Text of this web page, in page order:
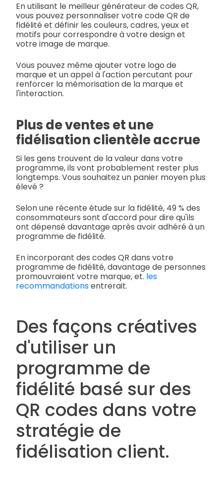
En utilisant le meilleur générateur de codes QR,
vous pouvez personnaliser votre code QR de
fidélité et définir les couleurs, cadres, yeux et
motifs pour correspondre à votre design et
votre image de marque.
Vous pouvez même ajouter votre logo de
marque et un appel à l'action percutant pour
renforcer la mémorisation de la marque et
l'interaction.
Plus de ventes et une
fidélisation clientèle accrue
Si les gens trouvent de la valeur dans votre
programme, ils vont probablement rester plus
longtemps. Vous souhaitez un panier moyen plus
élevé ?
Selon une récente étude sur la fidélité, 49 % des
consommateurs sont d'accord pour dire qu'ils
ont dépensé davantage après avoir adhéré à un
programme de fidélité.
En incorporant des codes QR dans votre
programme de fidélité, davantage de personnes
promouvraient votre marque, et. les
recommandationsentrerait.
Des façons créatives
d'utiliser un
programme de
fidélité basé sur des
QR codes dans votre
stratégie de
fidélisation client.